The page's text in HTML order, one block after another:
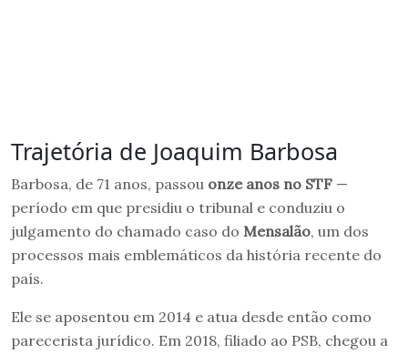
Trajetória de Joaquim Barbosa
Barbosa, de 71 anos, passou onze anos no STF —
período em que presidiu o tribunal e conduziu o
julgamento do chamado caso do Mensalão, um dos
processos mais emblemáticos da história recente do
país.
Ele se aposentou em 2014 e atua desde então como
parecerista jurídico. Em 2018, filiado ao PSB, chegou a